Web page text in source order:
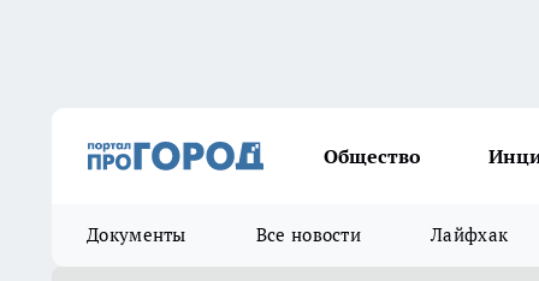
Общество
Документы Все новости Лайфхак